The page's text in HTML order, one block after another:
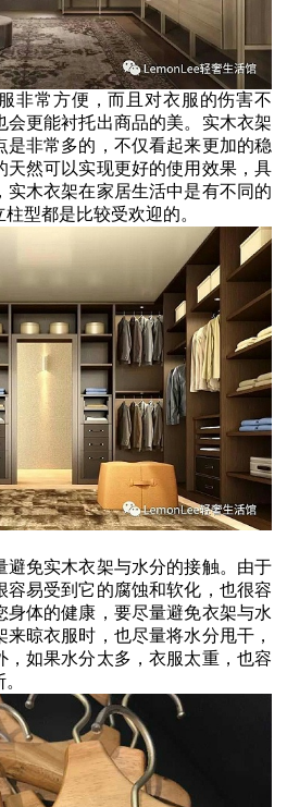
非常方便，而且对衣服的伤害不
会更能衬托出商品的美。实木衣架
是非常多的，不仅看起来更加的稳
天然可以实现更好的使用效果，具
实木衣架在家居生活中是有不同的
型都是比较受欢迎的。
避免实木衣架与水分的接触。由于
容易受到它的腐蚀和软化，也很容
身体的健康，要尽量避免衣架与水
晾衣服时，也尽量将水分甩干，
，如果水分太多，衣服太重，也容